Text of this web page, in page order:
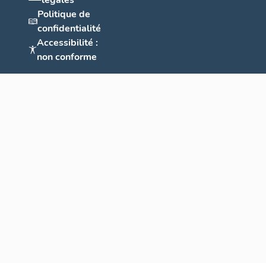
Politique de
confidentialité
Accessibilité :
non conforme